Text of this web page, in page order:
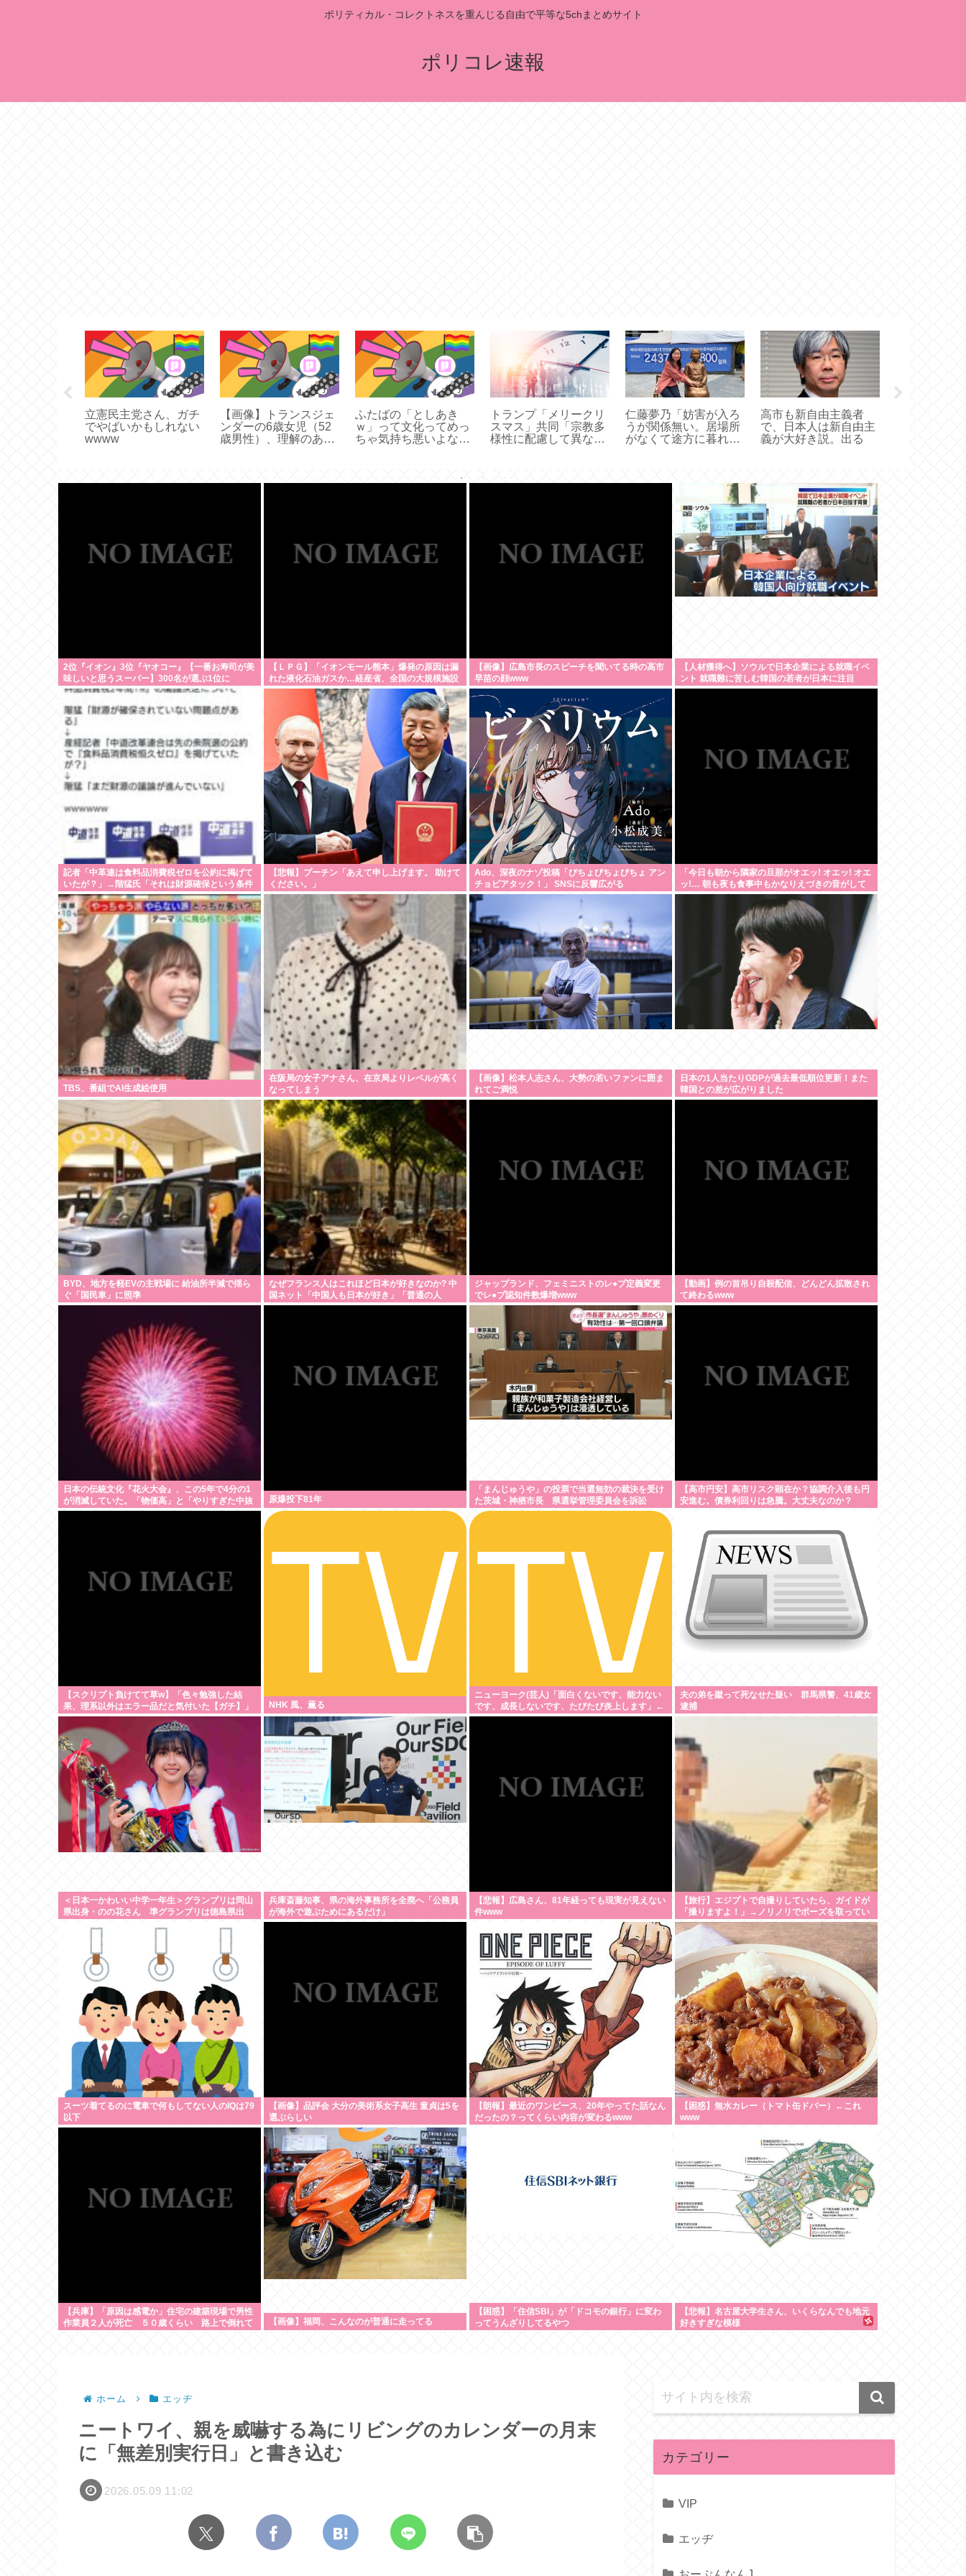
ポリティカル・コレクトネスを重んじる自由で平等な5chまとめサイト
ポリコレ速報
立憲民主党さん、ガチ
でやばいかもしれない
wwww
【画像】トランスジェ
ンダーの6歳女児（52
歳男性）、理解のある
ふたばの「としあき
ｗ」って文化ってめっ
ちゃ気持ち悪いよな。
トランプ「メリークリ
スマス」共同「宗教多
様性に配慮して異なる
仁藤夢乃「妨害が入ろ
うが関係無い。居場所
がなくて途方に暮れる
高市も新自由主義者
で、日本人は新自由主
義が大好き説。出る
2位『イオン』3位『ヤオコー』【一番お寿司が美
味しいと思うスーパー】300名が選ぶ1位に
【ＬＰＧ】「イオンモール熊本」爆発の原因は漏
れた液化石油ガスか…経産省、全国の大規模施設
でガス供給設備の点検要請
【画像】広島市長のスピーチを聞いてる時の高市
早苗の顔www
【人材獲得へ】ソウルで日本企業による就職イベ
ント 就職難に苦しむ韓国の若者が日本に注目
記者「中革連は食料品消費税ゼロを公約に掲げて
いたが？」→階猛氏「それは財源確保という条件
付き」
【悲報】プーチン「あえて申し上げます。 助けて
ください。」
Ado、深夜のナゾ投稿「びちょびちょびちょ アン
チョビアタック！」 SNSに反響広がる
「今日も朝から隣家の旦那がオエッ! オエッ! オエ
ッ!… 朝も夜も食事中もかなりえづきの音がして
不愉快な1日が始まります…」
TBS、番組でAI生成絵使用
在阪局の女子アナさん、在京局よりレベルが高く
なってしまう
【画像】松本人志さん、大勢の若いファンに囲ま
れてご満悦
日本の1人当たりGDPが過去最低順位更新！また
韓国との差が広がりました
BYD、地方を軽EVの主戦場に 給油所半減で揺ら
ぐ「国民車」に照準
なぜフランス人はこれほど日本が好きなのか? 中
国ネット「中国人も日本が好き」「普通の人
は…」
ジャップランド、フェミニストのレ●プ定義変更
でレ●プ認知件数爆増www
【動画】例の首吊り自殺配信、どんどん拡散され
て終わるwww
日本の伝統文化『花火大会』、この5年で4分の1
が消滅していた。「物価高」と「やりすぎた中抜
き」
原爆投下81年
「まんじゅうや」の投票で当選無効の裁決を受け
た茨城・神栖市長 県選挙管理委員会を訴訟
【高市円安】高市リスク顕在か？協調介入後も円
安進む。債券利回りは急騰。大丈夫なのか？
【スクリプト負けてて草w】「色々勉強した結
果、理系以外はエラー品だと気付いた【ガチ】」
について、もっと具体的に話そうか
NHK 風、薫る
ニューヨーク(芸人)「面白くないです、能力ない
です、成長しないです、たびたび炎上します」←
それでもゴリ押される理由
夫の弟を蹴って死なせた疑い 群馬県警、41歳女
逮捕
＜日本一かわいい中学一年生＞グランプリは岡山
県出身・のの花さん 準グランプリは徳島県出
兵庫斎藤知事、県の海外事務所を全廃へ「公務員
が海外で遊ぶためにあるだけ」
【悲報】広島さん、81年経っても現実が見えない
件www
【旅行】エジプトで自撮りしていたら、ガイドが
「撮りますよ！」→ノリノリでポーズを取ってい
たら…スマホを返してもらえない 「日本人はカモ
代表かも」「私は6時間で3万円払った」
スーツ着てるのに電車で何もしてない人のIQは79
以下
【画像】品評会 大分の美術系女子高生 童貞は5を
選ぶらしい
【朗報】最近のワンピース、20年やってた話なん
だったの？ってくらい内容が変わるwww
【困惑】無水カレー（トマト缶ドバー）←これ
www
【兵庫】「原因は感電か」住宅の建築現場で男性
作業員２人が死亡 ５０歳くらい 路上で倒れて
【画像】福岡、こんなのが普通に走ってる
【困惑】「住信SBI」が「ドコモの銀行」に変わ
ってうんざりしてるやつ
【悲報】名古屋大学生さん、いくらなんでも地元
好きすぎな模様
ホーム エッヂ
ニートワイ、親を威嚇する為にリビングのカレンダーの月末
に「無差別実行日」と書き込む
2026.05.09 11:02
カテゴリー
VIP
エッヂ